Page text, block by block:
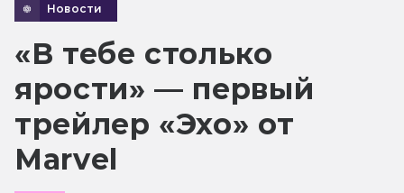
Новости
«В тебе столько
ярости» — первый
трейлер «Эхо» от
Marvel